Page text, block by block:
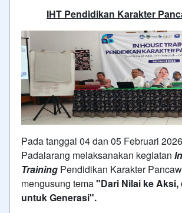
IHT Pendidikan Karakter
Pada tanggal 04 dan 05 Februari
Padalarang melaksanakan kegiatan
Training Pendidikan Karakter
mengusung tema"Dari Nilai ke Aksi,
untuk Generasi".